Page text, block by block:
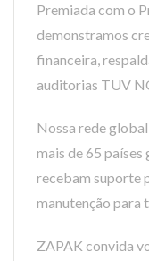
Premiada com o
demonstramos
financeira,
auditorias TUV
Nossa rede
mais de 65 países
recebam suporte
manutenção para
ZAPAK convida